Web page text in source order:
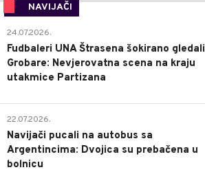
NAVIJAČI
24.07.2026.
Fudbaleri UNA Štrasena šokirano gledali
Grobare: Nevjerovatna scena na kraju
utakmice Partizana
22.07.2026.
Navijači pucali na autobus sa
Argentincima: Dvojica su prebačena u
bolnicu